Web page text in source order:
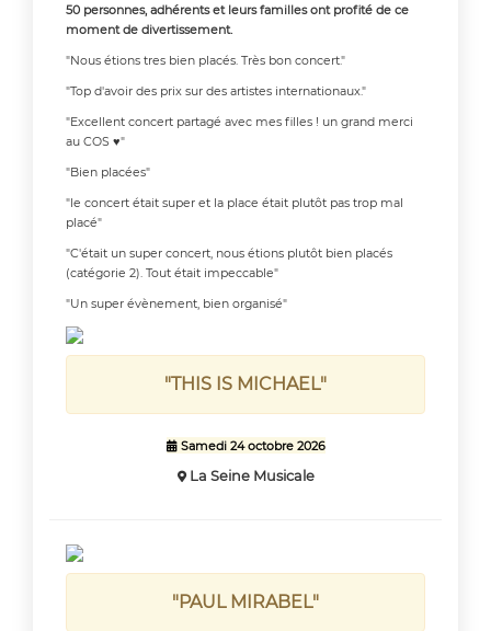
50 personnes, adhérents et leurs familles ont profité de ce
moment de divertissement.
"Nous étions tres bien placés. Très bon concert."
"Top d'avoir des prix sur des artistes internationaux."
"Excellent concert partagé avec mes filles ! un grand merci
au COS ♥"
"Bien placées"
"le concert était super et la place était plutôt pas trop mal
placé"
"C'était un super concert, nous étions plutôt bien placés
(catégorie 2). Tout était impeccable"
"Un super évènement, bien organisé"
"THIS IS MICHAEL"
 Samedi 24 octobre 2026
 La Seine Musicale
"PAUL MIRABEL"